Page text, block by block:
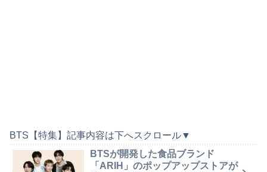
BTS【特集】記事内容は下へスクロール▼
BTSが開発した食品ブランド
「ARIH」のポップアップストアが